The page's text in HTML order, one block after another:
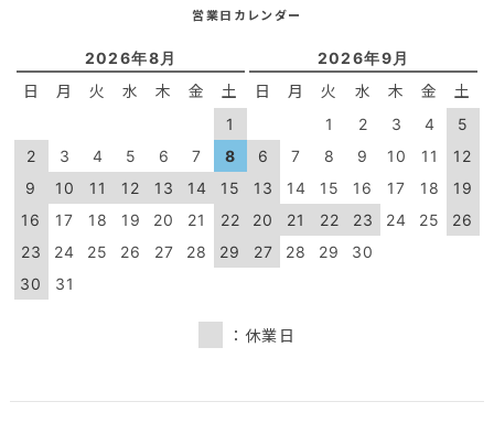
営業日カレンダー
2026年8月
日 月 火 水 木 金 土
1
2
3 4 5 6 7
8
9
10 11 12 13 14
15
16
17 18 19 20 21
22
23
24 25 26 27 28
29
30
31
2026年9月
日 月 火 水 木 金 土
1 2 3 4
5
6
7 8 9 10 11
12
13
14 15 16 17 18
19
20
21 22 23 24 25
26
27
28 29 30
：休業日